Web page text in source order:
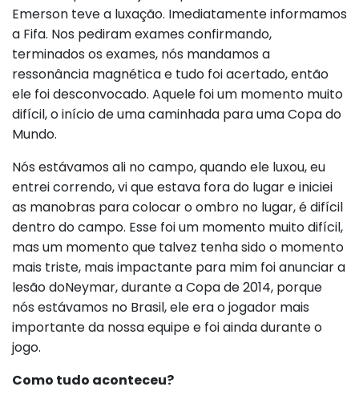
Emerson teve a luxação. Imediatamente informamos
a Fifa. Nos pediram exames confirmando,
terminados os exames, nós mandamos a
ressonância magnética e tudo foi acertado, então
ele foi desconvocado. Aquele foi um momento muito
difícil, o início de uma caminhada para uma Copa do
Mundo.
Nós estávamos ali no campo, quando ele luxou, eu
entrei correndo, vi que estava fora do lugar e iniciei
as manobras para colocar o ombro no lugar, é difícil
dentro do campo. Esse foi um momento muito difícil,
mas um momento que talvez tenha sido o momento
mais triste, mais impactante para mim foi anunciar a
lesão doNeymar, durante a Copa de 2014, porque
nós estávamos no Brasil, ele era o jogador mais
importante da nossa equipe e foi ainda durante o
jogo.
Como tudo aconteceu?